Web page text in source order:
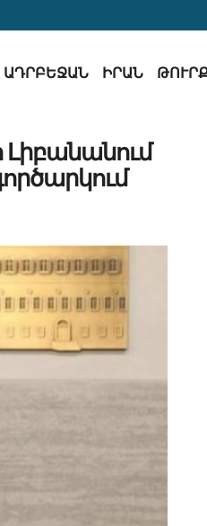
ԱԴՐԲԵՋԱՆ ԻՐԱՆ
Լիբանանում